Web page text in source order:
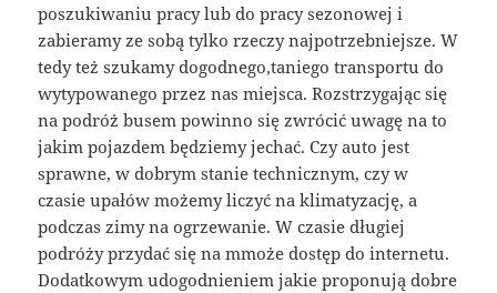
poszukiwaniu pracy lub do pracy sezonowej i
zabieramy ze sobą tylko rzeczy najpotrzebniejsze. W
tedy też szukamy dogodnego,taniego transportu do
wytypowanego przez nas miejsca. Rozstrzygając się
na podróż busem powinno się zwrócić uwagę na to
jakim pojazdem będziemy jechać. Czy auto jest
sprawne, w dobrym stanie technicznym, czy w
czasie upałów możemy liczyć na klimatyzację, a
podczas zimy na ogrzewanie. W czasie długiej
podróży przydać się na mmoże dostęp do internetu.
Dodatkowym udogodnieniem jakie proponują dobre